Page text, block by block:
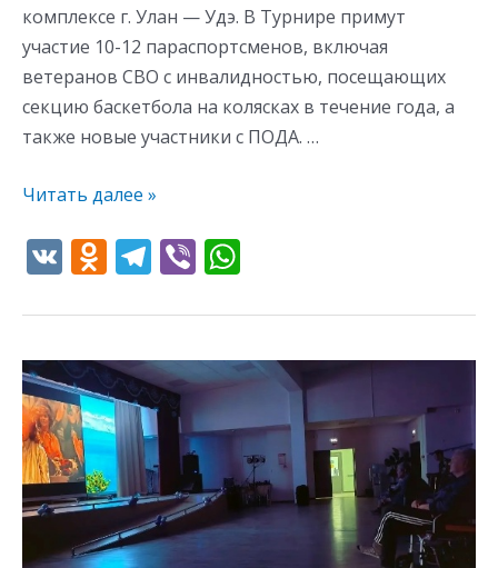
комплексе г. Улан — Удэ. В Турнире примут
участие 10-12 параспортсменов, включая
ветеранов СВО с инвалидностью, посещающих
секцию баскетбола на колясках в течение года, а
также новые участники с ПОДА. …
Читать далее »
V O
n
o
kl
as
s
ni
ki
T
e
gr
a
m
Vi
er at
s
A
p
p
Кинопоказ
для
пожилых
людей
пансионата
АУСО
«КЦ